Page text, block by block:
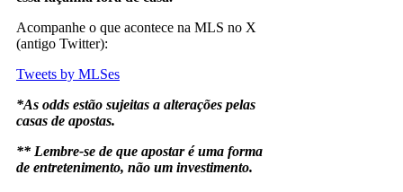
Acompanhe o que acontece na MLS no X
(antigo Twitter):
Tweets by MLSes
*As odds estão sujeitas a alterações pelas
casas de apostas.
** Lembre-se de que apostar é uma forma
de entretenimento, não um investimento.